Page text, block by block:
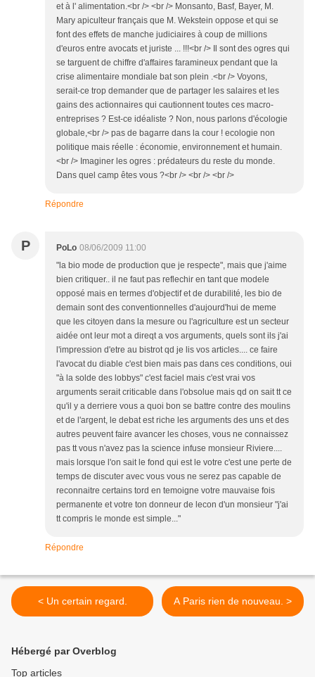
et à l' alimentation.<br /> <br /> Monsanto, Basf, Bayer, M.
Mary apiculteur français que M. Wekstein oppose et qui se
font des effets de manche judiciaires à coup de millions
d'euros entre avocats et juriste ... !!!<br /> Il sont des ogres qui
se targuent de chiffre d'affaires faramineux pendant que la
crise alimentaire mondiale bat son plein .<br /> Voyons,
serait-ce trop demander que de partager les salaires et les
gains des actionnaires qui cautionnent toutes ces macro-
entreprises ? Est-ce idéaliste ? Non, nous parlons d'écologie
globale,<br /> pas de bagarre dans la cour ! ecologie non
politique mais réelle : économie, environnement et humain.
<br /> Imaginer les ogres : prédateurs du reste du monde.
Dans quel camp êtes vous ?<br /> <br /> <br />
Répondre
P PoLo 08/06/2009 11:00
"la bio mode de production que je respecte", mais que j'aime
bien critiquer.. il ne faut pas reflechir en tant que modele
opposé mais en termes d'objectif et de durabilité, les bio de
demain sont des conventionnelles d'aujourd'hui de meme
que les citoyen dans la mesure ou l'agriculture est un secteur
aidée ont leur mot a direqt a vos arguments, quels sont ils j'ai
l'impression d'etre au bistrot qd je lis vos articles.... ce faire
l'avocat du diable c'est bien mais pas dans ces conditions, oui
"à la solde des lobbys" c'est faciel mais c'est vrai vos
arguments serait criticable dans l'obsolue mais qd on sait tt ce
qu'il y a derriere vous a quoi bon se battre contre des moulins
et de l'argent, le debat est riche les arguments des uns et des
autres peuvent faire avancer les choses, vous ne connaissez
pas tt vous n'avez pas la science infuse monsieur Riviere....
mais lorsque l'on sait le fond qui est le votre c'est une perte de
temps de discuter avec vous vous ne serez pas capable de
reconnaitre certains tord en temoigne votre mauvaise fois
permanente et votre ton donneur de lecon d'un monsieur "j'ai
tt compris le monde est simple..."
Répondre
< Un certain regard. A Paris rien de nouveau. >
Hébergé par Overblog
Top articles